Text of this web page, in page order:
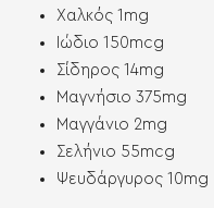
Χαλκός 1mg
Ιώδιο 150mcg
Σίδηρος 14mg
Μαγνήσιο 375mg
Μαγγάνιο 2mg
Σελήνιο 55mcg
Ψευδάργυρος 10mg